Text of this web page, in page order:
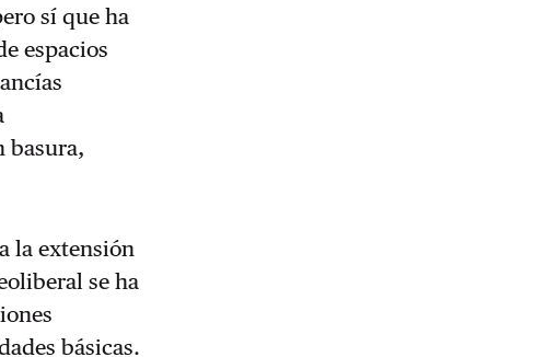
sí que ha
es­pacios
basura,
la extensión
se ha
básicas.